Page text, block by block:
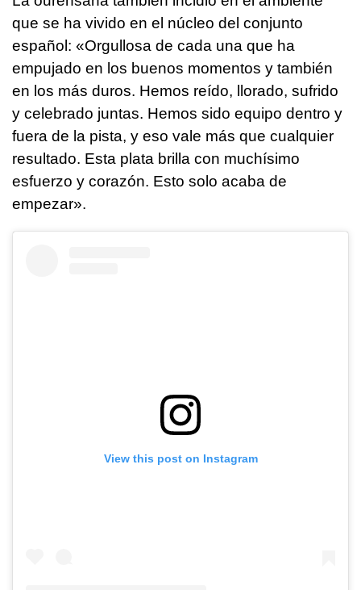
que se ha vivido en el núcleo del conjunto
español: «Orgullosa de cada una que ha
empujado en los buenos momentos y también
en los más duros. Hemos reído, llorado, sufrido
y celebrado juntas. Hemos sido equipo dentro y
fuera de la pista, y eso vale más que cualquier
resultado. Esta plata brilla con muchísimo
esfuerzo y corazón. Esto solo acaba de
empezar».
View this post on Instagram